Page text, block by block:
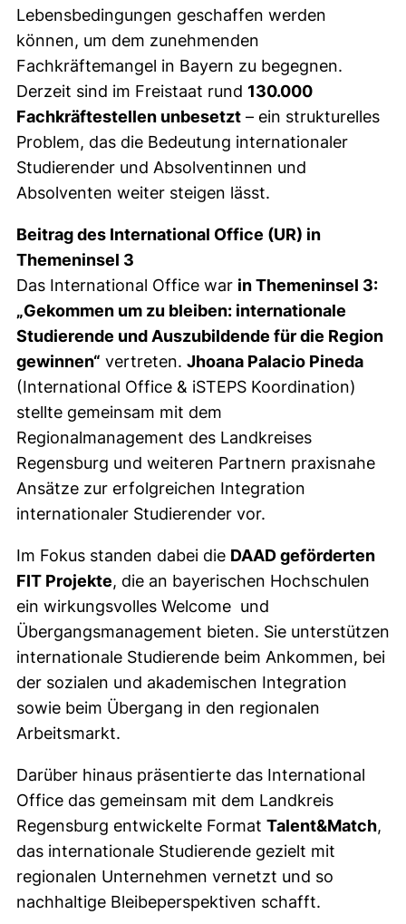
Lebensbedingungen geschaffen werden
können, um dem zunehmenden
Fachkräftemangel in Bayern zu begegnen.
Derzeit sind im Freistaat rund 130.000
Fachkräftestellen unbesetzt – ein strukturelles
Problem, das die Bedeutung internationaler
Studierender und Absolventinnen und
Absolventen weiter steigen lässt.
Beitrag des International Office (UR) in
Themeninsel 3
Das International Office war in Themeninsel 3:
„Gekommen um zu bleiben: internationale
Studierende und Auszubildende für die Region
gewinnen“ vertreten. Jhoana Palacio Pineda
(International Office & iSTEPS Koordination)
stellte gemeinsam mit dem
Regionalmanagement des Landkreises
Regensburg und weiteren Partnern praxisnahe
Ansätze zur erfolgreichen Integration
internationaler Studierender vor.
Im Fokus standen dabei die DAAD geförderten
FIT Projekte, die an bayerischen Hochschulen
ein wirkungsvolles Welcome und
Übergangsmanagement bieten. Sie unterstützen
internationale Studierende beim Ankommen, bei
der sozialen und akademischen Integration
sowie beim Übergang in den regionalen
Arbeitsmarkt.
Darüber hinaus präsentierte das International
Office das gemeinsam mit dem Landkreis
Regensburg entwickelte Format Talent&Match,
das internationale Studierende gezielt mit
regionalen Unternehmen vernetzt und so
nachhaltige Bleibeperspektiven schafft.